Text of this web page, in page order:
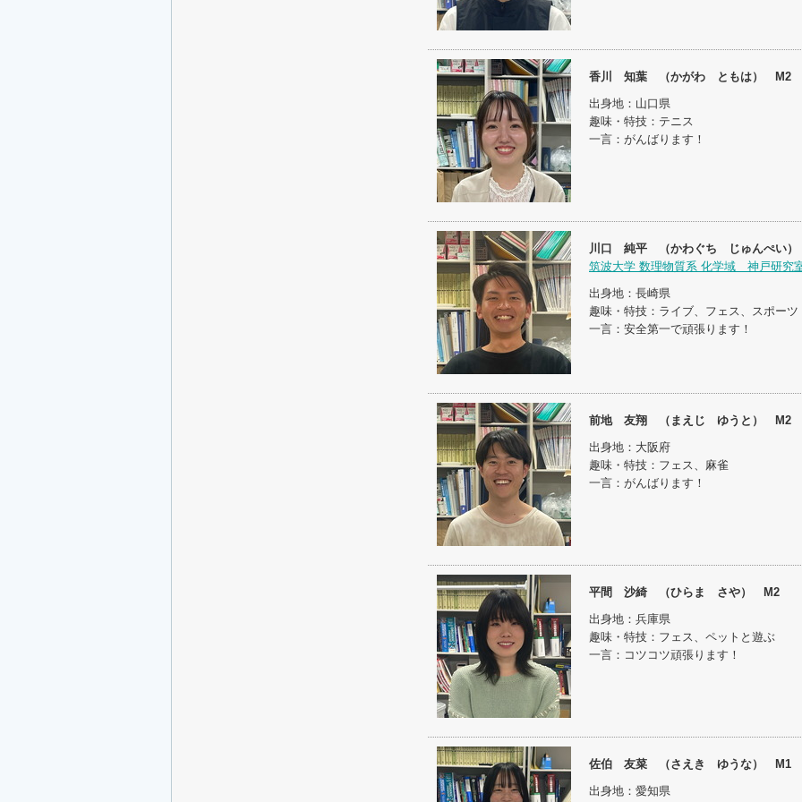
香川 知葉 （かがわ ともは） M2
出身地：山口県
趣味・特技：テニス
一言：がんばります！
川口 純平 （かわぐち じゅんぺい
筑波大学 数理物質系 化学域 神戸研究
出身地：長崎県
趣味・特技：ライブ、フェス、スポーツ
一言：安全第一で頑張ります！
前地 友翔 （まえじ ゆうと） M2
出身地：大阪府
趣味・特技：フェス、麻雀
一言：がんばります！
平間 沙綺 （ひらま さや） M2
出身地：兵庫県
趣味・特技：フェス、ペットと遊ぶ
一言：コツコツ頑張ります！
佐伯 友菜 （さえき ゆうな） M1
出身地：愛知県